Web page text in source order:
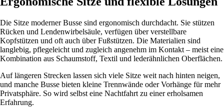
Die Sitze moderner Busse sind ergonomisch durchdacht. Sie stützen
Rücken und Lendenwirbelsäule, verfügen über verstellbare
Kopfstützen und oft auch über Fußstützen. Die Materialien sind
langlebig, pflegeleicht und zugleich angenehm im Kontakt – meist eine
Kombination aus Schaumstoff, Textil und lederähnlichen Oberflächen.
Auf längeren Strecken lassen sich viele Sitze weit nach hinten neigen,
und manche Busse bieten kleine Trennwände oder Vorhänge für mehr
Privatsphäre. So wird selbst eine Nachtfahrt zu einer erholsamen
Erfahrung.